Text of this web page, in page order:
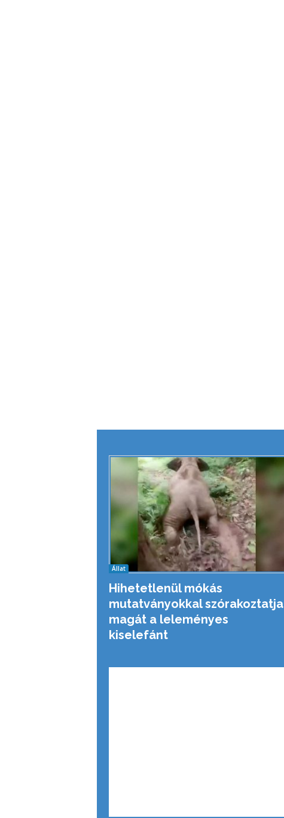
Állat
Hihetetlenül mókás
mutatványokkal szórakoztatja
magát a leleményes
kiselefánt